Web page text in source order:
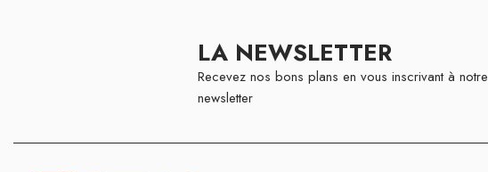
LA NEWSLETTER
Recevez nos bons plans en vous inscrivant à notre
newsletter